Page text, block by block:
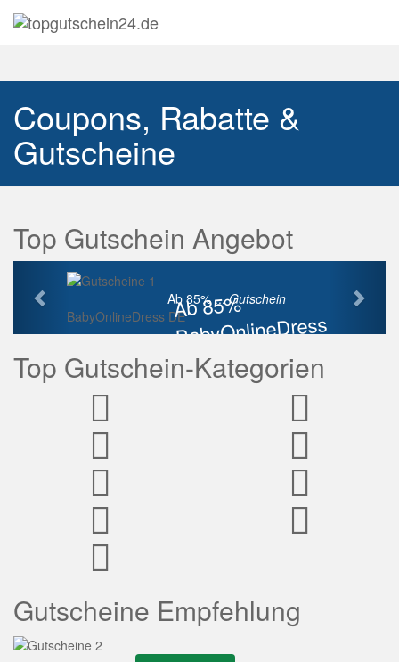
Coupons, Rabatte &
Gutscheine
Top Gutschein Angebot
Ab 85%
BabyOnlineDress
Rabatt
Ab 85% ...Gutschein
BabyOnlineDress DE
Vorherige
Top Gutschein-Kategorien
Gutscheine Empfehlung